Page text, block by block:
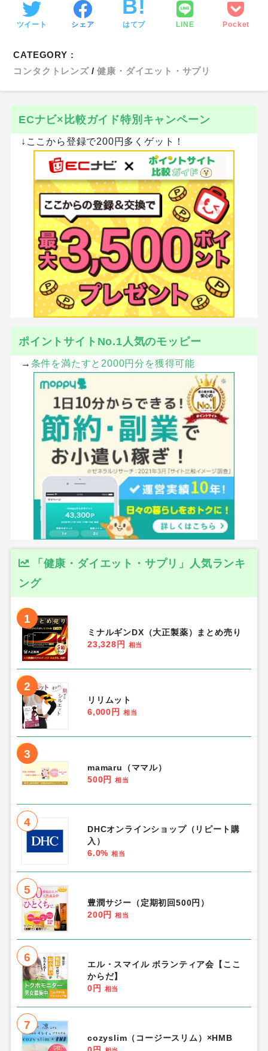
ツイート シェア はてブ LINE Pocket
CATEGORY :
コンタクトレンズ
健康・ダイエット・サプリ
ECナビ×比較ガイド特別キャンペーン
↓ここから登録で200円多くゲット！
ポイントサイトNo.1人気のモッピー
→ 条件を満たすと2000円分を獲得可能
「健康・ダイエット・サプリ」人気ランキ
ング
1
ミナルギンDX（大正製薬）まとめ売り
23,328円
相当
2
リリムット
6,000円
相当
3
mamaru（ママル）
500円
相当
4
DHCオンラインショップ（リピート購
入）
6.0% 相当
5
豊潤サジー（定期初回500円）
200円
相当
6
エル・スマイル ボランティア会【ここ
からだ】
0円
相当
7
cozyslim（コージースリム）×HMB